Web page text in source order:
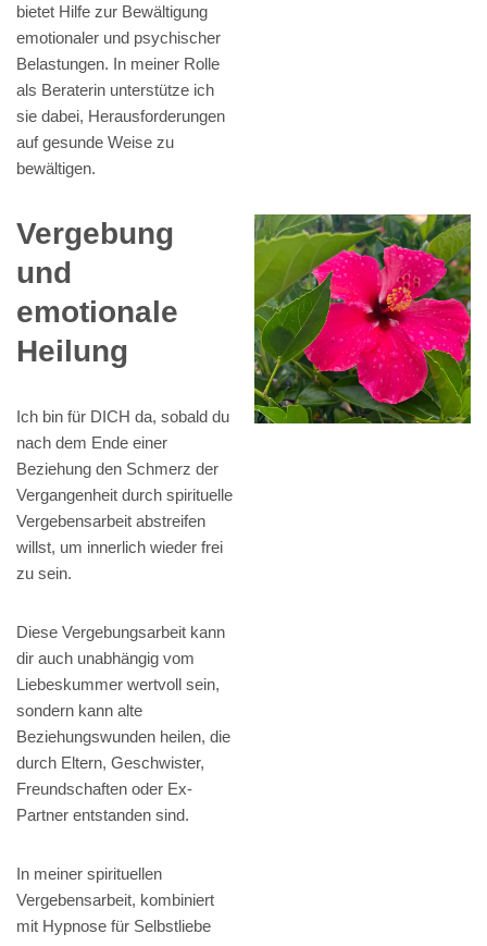
bietet Hilfe zur Bewältigung
emotionaler und psychischer
Belastungen. In meiner Rolle
als Beraterin unterstütze ich
sie dabei, Herausforderungen
auf gesunde Weise zu
bewältigen.
Vergebung
und
emotionale
Heilung
Ich bin für DICH da, sobald du
nach dem Ende einer
Beziehung den Schmerz der
Vergangenheit durch spirituelle
Vergebensarbeit abstreifen
willst, um innerlich wieder frei
zu sein.
Diese Vergebungsarbeit kann
dir auch unabhängig vom
Liebeskummer wertvoll sein,
sondern kann alte
Beziehungswunden heilen, die
durch Eltern, Geschwister,
Freundschaften oder Ex-
Partner entstanden sind.
In meiner spirituellen
Vergebensarbeit, kombiniert
mit Hypnose für Selbstliebe